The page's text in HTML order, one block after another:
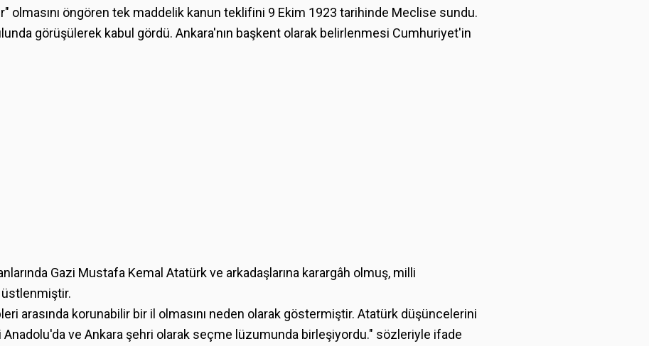
olmasını öngören tek maddelik kanun teklifini 9 Ekim 1923 tarihinde Meclise sundu.
görüşülerek kabul gördü. Ankara'nın başkent olarak belirlenmesi Cumhuriyet'in
Gazi Mustafa Kemal Atatürk ve arkadaşlarına karargâh olmuş, milli
üstlenmiştir.
arasında korunabilir bir il olmasını neden olarak göstermiştir. Atatürk düşüncelerini
ve Ankara şehri olarak seçme lüzumunda birleşiyordu." sözleriyle ifade